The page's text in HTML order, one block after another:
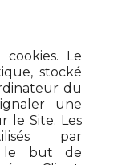
Le
stocké
du
une
le Site. Les
par
le but de